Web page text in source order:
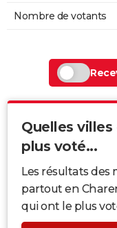
Nombre de votants
Quelles
plus voté...
Les résultats des
partout en
qui ont le plus